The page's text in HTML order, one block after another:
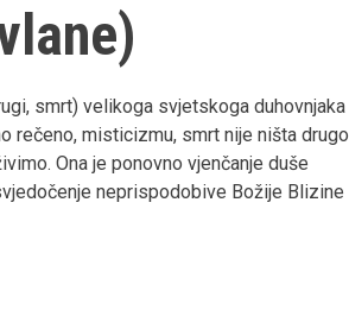
smrt) velikoga svjetskoga duhovnjaka
rečeno, misticizmu, smrt nije ništa drugo
Ona je ponovno vjenčanje duše
neprispodobive Božije Blizine